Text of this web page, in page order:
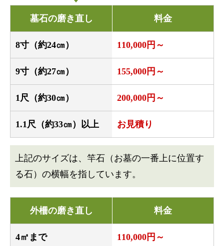
墓石の磨き直し 料金
8寸（約24㎝） 110,000円～
9寸（約27㎝） 155,000円～
1尺（約30㎝） 200,000円～
1.1尺（約33㎝）以上 お見積り
上記のサイズは、竿石（お墓の一番上に位置す
る石）の横幅を指しています。
外柵の磨き直し 料金
4㎡まで 110,000円～